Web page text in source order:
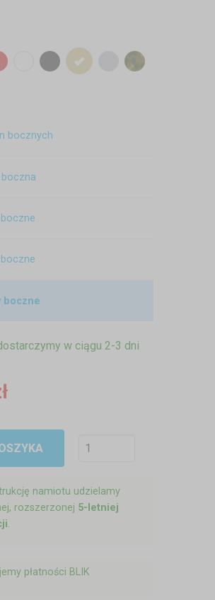
bocznych
boczne
w ciągu 2-3 dni
namiotu udzielamy
rozszerzonej 5-letniej
.
płatności BLIK